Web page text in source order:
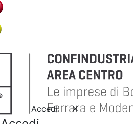
Accedi